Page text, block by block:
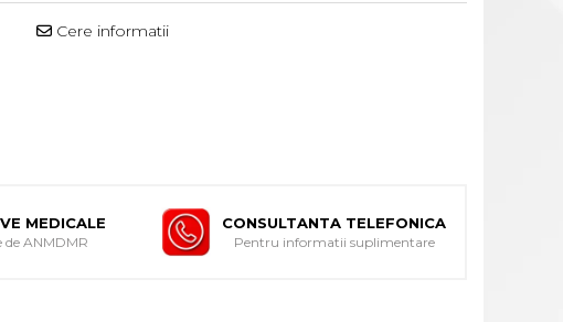
Cere informatii
MEDICALE
de ANMDMR
CONSULTANTA TELEFONICA
Pentru informatii suplimentare